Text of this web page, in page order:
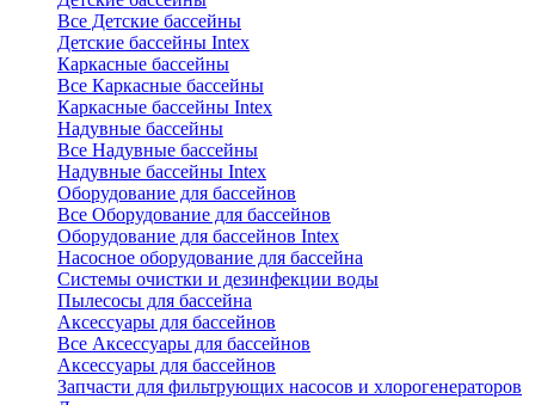
Все Детские бассейны
Детские бассейны Intex
Каркасные бассейны
Все Каркасные бассейны
Каркасные бассейны Intex
Надувные бассейны
Все Надувные бассейны
Надувные бассейны Intex
Оборудование для бассейнов
Все Оборудование для бассейнов
Оборудование для бассейнов Intex
Насосное оборудование для бассейна
Системы очистки и дезинфекции воды
Пылесосы для бассейна
Аксессуары для бассейнов
Все Аксессуары для бассейнов
Аксессуары для бассейнов
Запчасти для фильтрующих насосов и хлорогенераторов